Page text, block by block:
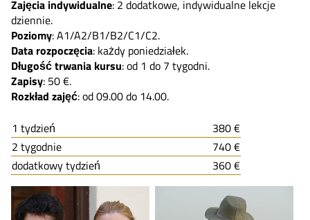
Zajęcia indywidualne: 2 dodatkowe, indywidualne lekcje
dziennie.
Poziomy: A1/A2/B1/B2/C1/C2.
Data rozpoczęcia: każdy poniedziałek.
Długość trwania kursu: od 1 do 7 tygodni.
Zapisy: 50 €.
Rozkład zajęć: od 09.00 do 14.00.
1 tydzień
380 €
2 tygodnie
740 €
dodatkowy tydzień
360 €